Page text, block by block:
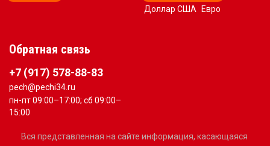
Доллар США
Евро
Обратная связь
+7 (917) 578-88-83
pech@pechi34.ru
пн-пт 09:00–17:00; сб 09:00–
15:00
Вся представленная на сайте информация, касающаяся